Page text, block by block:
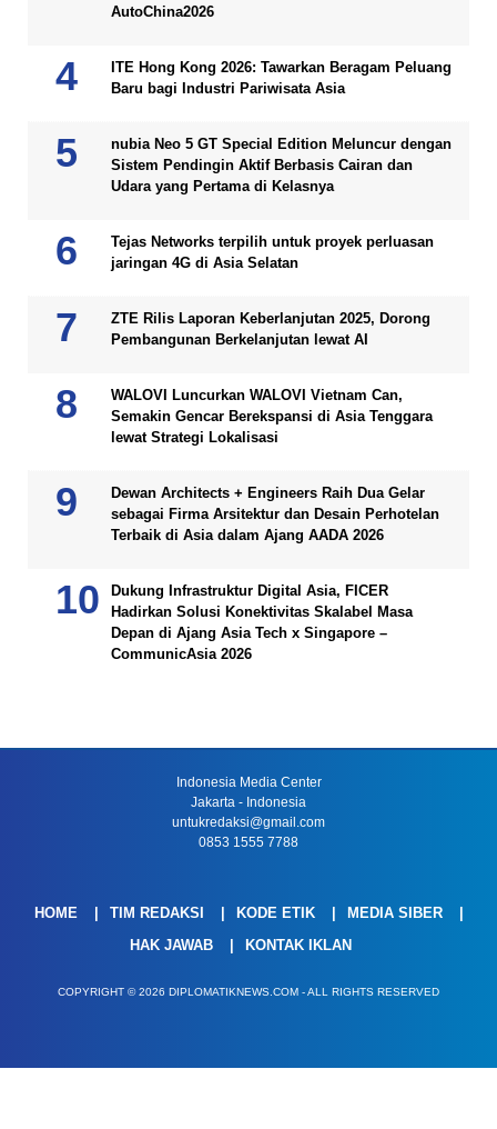
AutoChina2026
ITE Hong Kong 2026: Tawarkan Beragam Peluang
Baru bagi Industri Pariwisata Asia
nubia Neo 5 GT Special Edition Meluncur dengan
Sistem Pendingin Aktif Berbasis Cairan dan
Udara yang Pertama di Kelasnya
Tejas Networks terpilih untuk proyek perluasan
jaringan 4G di Asia Selatan
ZTE Rilis Laporan Keberlanjutan 2025, Dorong
Pembangunan Berkelanjutan lewat AI
WALOVI Luncurkan WALOVI Vietnam Can,
Semakin Gencar Berekspansi di Asia Tenggara
lewat Strategi Lokalisasi
Dewan Architects + Engineers Raih Dua Gelar
sebagai Firma Arsitektur dan Desain Perhotelan
Terbaik di Asia dalam Ajang AADA 2026
Dukung Infrastruktur Digital Asia, FICER
Hadirkan Solusi Konektivitas Skalabel Masa
Depan di Ajang Asia Tech x Singapore –
CommunicAsia 2026
Indonesia Media Center
Jakarta - Indonesia
untukredaksi@gmail.com
0853 1555 7788
HOME TIM REDAKSI KODE ETIK
MEDIA SIBER
HAK JAWAB
KONTAK IKLAN
COPYRIGHT © 2026 DIPLOMATIKNEWS.COM - ALL RIGHTS RESERVED